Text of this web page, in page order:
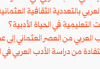
بالتعددية الثقافية
في الحياة الأدبية؟
العربي من العصر العثماني
من دراسة الأدب العربي في